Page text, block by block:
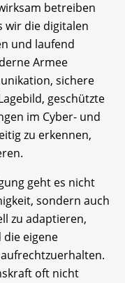
betreiben
wir die digitalen
und laufend
Armee
sichere
geschützte
im Cyber- und
zu erkennen,
geht es nicht
sondern auch
zu adaptieren,
die eigene
oft nicht